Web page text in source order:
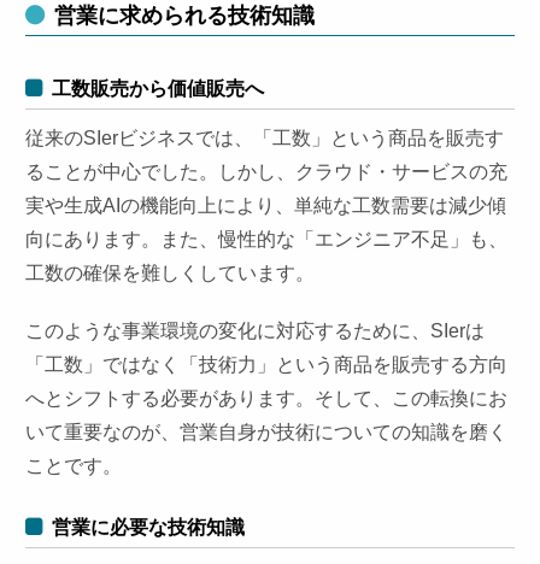
営業に求められる技術知識
工数販売から価値販売へ
従来のSIerビジネスでは、「工数」という商品を販売す
ることが中心でした。しかし、クラウド・サービスの充
実や生成AIの機能向上により、単純な工数需要は減少傾
向にあります。また、慢性的な「エンジニア不足」も、
工数の確保を難しくしています。
このような事業環境の変化に対応するために、SIerは
「工数」ではなく「技術力」という商品を販売する方向
へとシフトする必要があります。そして、この転換にお
いて重要なのが、営業自身が技術についての知識を磨く
ことです。
営業に必要な技術知識